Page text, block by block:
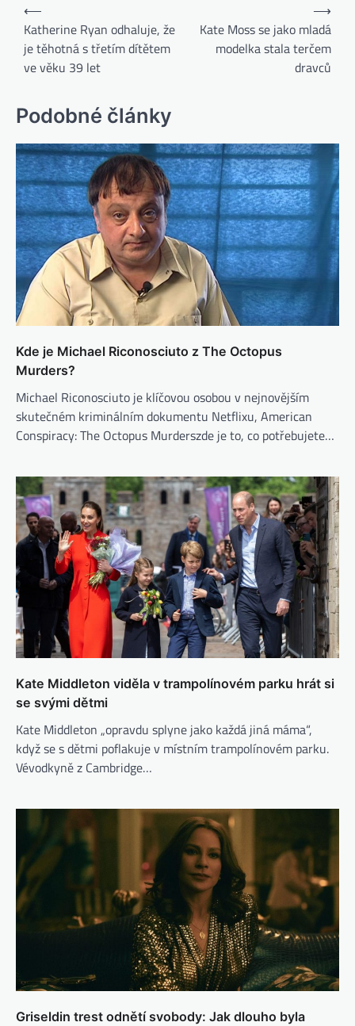
⟵
Katherine Ryan odhaluje, že
je těhotná s třetím dítětem
ve věku 39 let
Kate Moss se jako mladá
modelka stala terčem
dravců
⟶
Podobné články
Kde je Michael Riconosciuto z The Octopus
Murders?
Michael Riconosciuto je klíčovou osobou v nejnovějším
skutečném kriminálním dokumentu Netflixu, American
Conspiracy: The Octopus Murderszde je to, co potřebujete…
Kate Middleton viděla v trampolínovém parku hrát si
se svými dětmi
Kate Middleton „opravdu splyne jako každá jiná máma“,
když se s dětmi poflakuje v místním trampolínovém parku.
Vévodkyně z Cambridge…
Griseldin trest odnětí svobody: Jak dlouho byla